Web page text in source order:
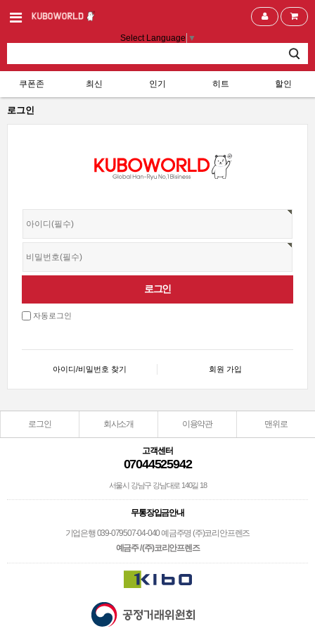
Select Language ▼
쿠폰존 최신 인기 히트 할인
로그인
자동로그인
아이디/비밀번호 찾기 회원 가입
로그인 회사소개 이용약관 맨위로
고객센터
07044525942
서울시 강남구 강남대로 140길 18
무통장입금안내
기업은행 039-079507-04-040 예금주명 (주)코리안프렌즈
예금주 / (주)코리안프렌즈